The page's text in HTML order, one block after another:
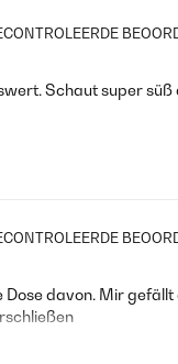
Schaut super süß
Dose davon. Mir